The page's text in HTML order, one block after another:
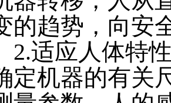
的趋势，向安
应人体特
定机器的有关